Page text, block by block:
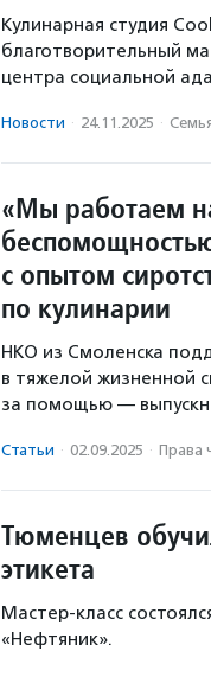
Кулинарная студия
благотворительный
центра социальной
Новости · 24.11.2025 ·
«Мы работаем
с опытом
по кулинарии
НКО из Смоленска
в тяжелой жизненной
за помощью —
Статьи · 02.09.2025 · Права
Тюменцев
этикета
Мастер-класс
«Нефтяник».